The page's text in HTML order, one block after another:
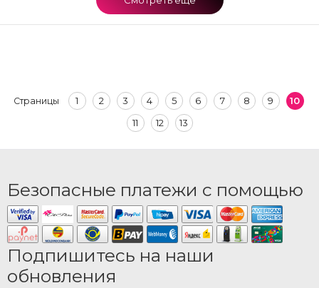
Страницы 1 2 3 4 5 6 7 8 9
10
11
12 13
Безопасные платежи с помощью
Подпишитесь на наши
обновления